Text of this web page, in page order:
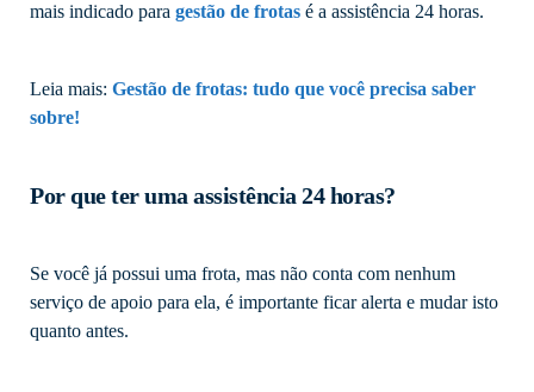
mais indicado para gestão de frotas é a assistência 24 horas.
Leia mais: Gestão de frotas: tudo que você precisa saber
sobre!
Por que ter uma assistência 24 horas?
Se você já possui uma frota, mas não conta com nenhum
serviço de apoio para ela, é importante ficar alerta e mudar isto
quanto antes.